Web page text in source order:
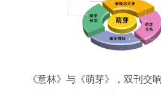
《意林》与《萌芽》，双刊交